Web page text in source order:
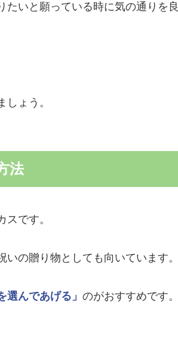
たいと願っている時に気の通りを良
ょう。
法
です。
の贈り物としても向いています。
選んであげる」 のがおすすめです。